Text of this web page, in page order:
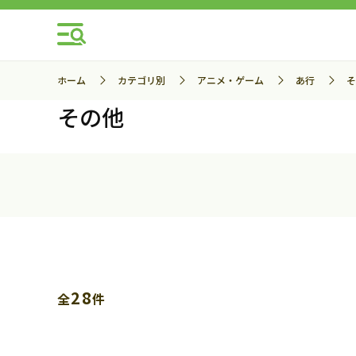
ホーム カテゴリ別 アニメ・ゲーム あ行
その他
全28件